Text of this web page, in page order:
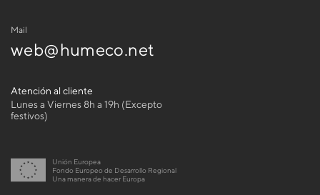
Mail
web@humeco.net
Atención al cliente
Lunes a Viernes 8h a 19h (Excepto
festivos)
Unión Europea
Fondo Europeo de Desarrollo Regional
Una manera de hacer Europa